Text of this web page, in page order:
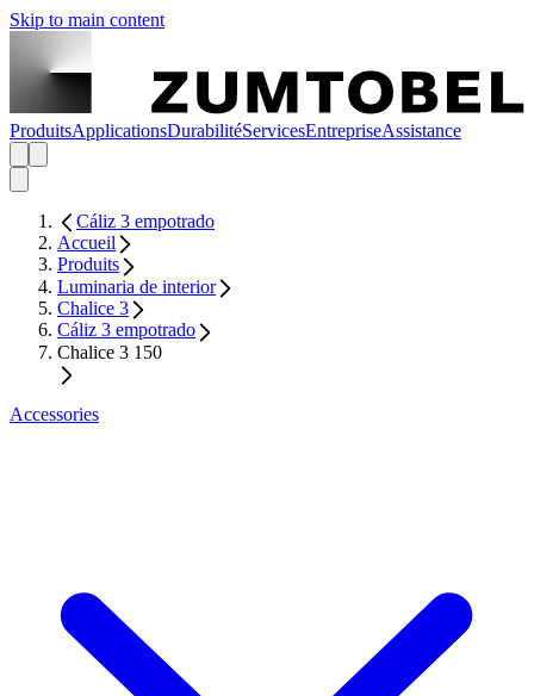
Skip to main content
ProduitsApplicationsDurabilitéServicesEntrepriseAssistance
Cáliz 3 empotrado
Accueil
Produits
Luminaria de interior
Chalice 3
Cáliz 3 empotrado
Chalice 3 150
Accessories